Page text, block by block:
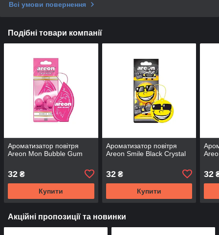
Всі умови повернення
Подібні товари компанії
Ароматизатор повітря
Areon Mon Bubble Gum
32 ₴
Купити
Ароматизатор повітря
Areon Smile Black Crystal
32₴
Купити
32
Акційні пропозиції та новинки